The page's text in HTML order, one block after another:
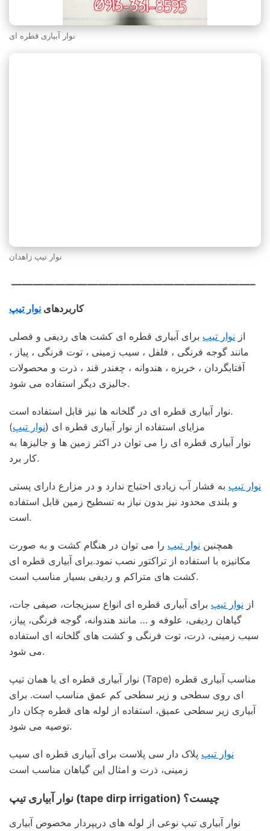
نوار آبیاری قطره ای
نوار تیپ زاهدان
——————————————————————–
کاربردهای نوار تیپ
از نوار تیپ برای آبیاری قطره ای کشت های ردیفی و فصلی
مانند گوجه فرنگی ، فلفل ، سیب زمینی ، توت فرنگی ، پیاز ،
آفتابگردان ، خربزه ، هندوانه ، چغندر قند ، ذرت و محصولات
جالیزی دیگر استفاده می شود.
نوار آبیاری قطره ای در گلخانه ها نیز قابل استفاده است.
مزایای استفاده از نوار آبیاری قطره ای (نوار تیپ)
نوار آبیاری قطره ای را می توان در اکثر زمین ها و جالیزها به
کار برد.
نوار تیپ به فشار آب زیادی احتیاج ندارد و در مزارع دارای پستی
و بلندی محدود نیز بدون نیاز به تسطیح زمین قابل استفاده
است.
همچنین نوار تیپ را می توان در هنگام کشت و به صورت
مکانیزه با استفاده از تراکتور نصب نمود.برای آبیاری قطره ای
کشت های متراکم و ردیفی بسیار مناسب است.
از نوار تیپ برای آبیاری قطره ای انواع سبزیجات، صیفی جات،
گیاهان ردیفی، علوفه و … مانند هندوانه، گوجه فرنگی، پیاز،
سیب زمینی، ذرت، توت فرنگی و کشت های گلخانه ای استفاده
می شود.
نوار آبیاری قطره ای یا همان تیپ (Tape) مناسب آبیاری قطره
ای روی سطحی و زیر سطحی کم عمق مناسب است. برای
آبیاری زیر سطحی عمیق، استفاده از لوله های قطره چکان دار
توصیه می شود.
نوار تیپ پلاک دار سی پلاست برای آبیاری قطره ای سیب
زمینی، ذرت و امثال این گیاهان مناسب است
نوار آبیاری تیپ (tape dirp irrigation) چیست؟
نوار آبیاری تیپ نوعی از لوله های دریپردار مخصوص آبیاری